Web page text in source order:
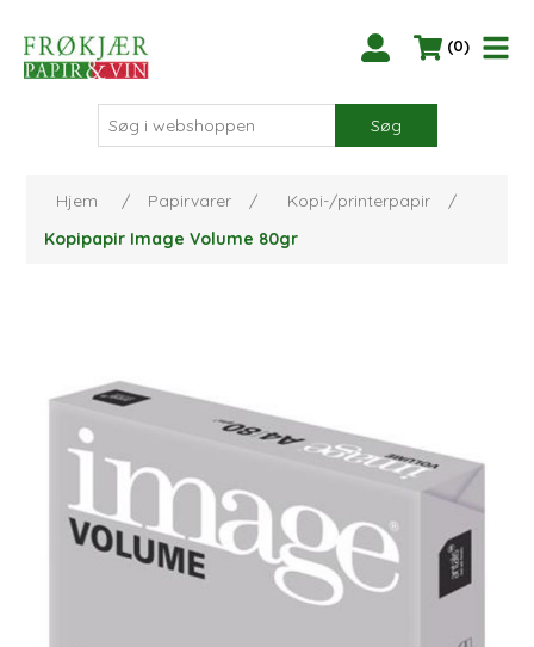
(0)
Søg
Hjem / Papirvarer / Kopi-/printerpapir
/
Kopipapir Image Volume 80gr